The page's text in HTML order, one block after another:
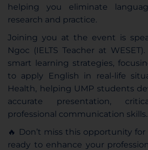
helping you eliminate
research and practice.
Joining you at the event is
Ngoc (IELTS Teacher at
smart learning strategies,
to apply English in real-life
Health, helping UMP students
accurate presentation,
professional communication skills.
🔥 Don’t miss this opportunity
ready to enhance your